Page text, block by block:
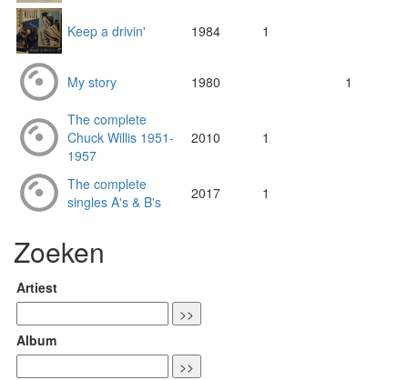
Keep a drivin' 1984 1
My story 1980 1
The complete
Chuck Willis 1951-
1957
2010 1
The complete
singles A's & B's
2017 1
Zoeken
Artiest
Album